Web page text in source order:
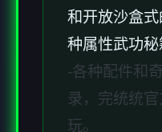
和开放沙盒
种属性武功秘
-各种配件和
录，完统统
玩。